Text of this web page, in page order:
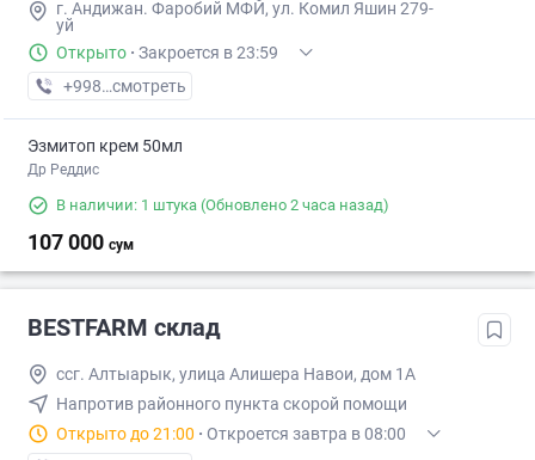
г. Андижан. Фаробий МФЙ, ул. Комил Яшин 279-
уй
Открыто · Закроется в 23:59
+998 (90) XXX-XX-XX
смотреть
Эзмитоп крем 50мл
Др Реддис
В наличии: 1 штука (Обновлено 2 часа назад)
107 000 сум
BESTFARM склад
ссг. Алтыарык, улица Алишера Навои, дом 1А
Напротив районного пункта скорой помощи
Открыто до 21:00 · Откроется завтра в 08:00